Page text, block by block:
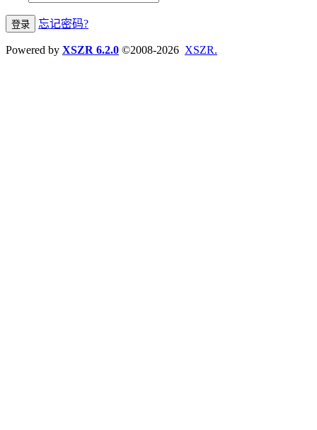
忘记密码?
Powered by XSZR 6.2.0 ©2008-2026 XSZR.